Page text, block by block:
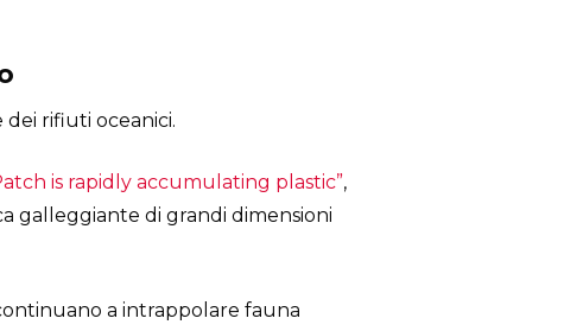
rifiuti oceanici.
is rapidly accumulating plastic”,
galleggiante di grandi dimensioni
a intrappolare fauna